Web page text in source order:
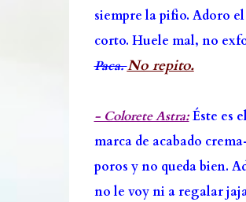
siempre la pifio. Adoro
corto. Huele mal, no
Paca.No repito.
- Colorete Astra:Éste es
marca de acabado
poros y no queda bien.
no le voy ni a regalar